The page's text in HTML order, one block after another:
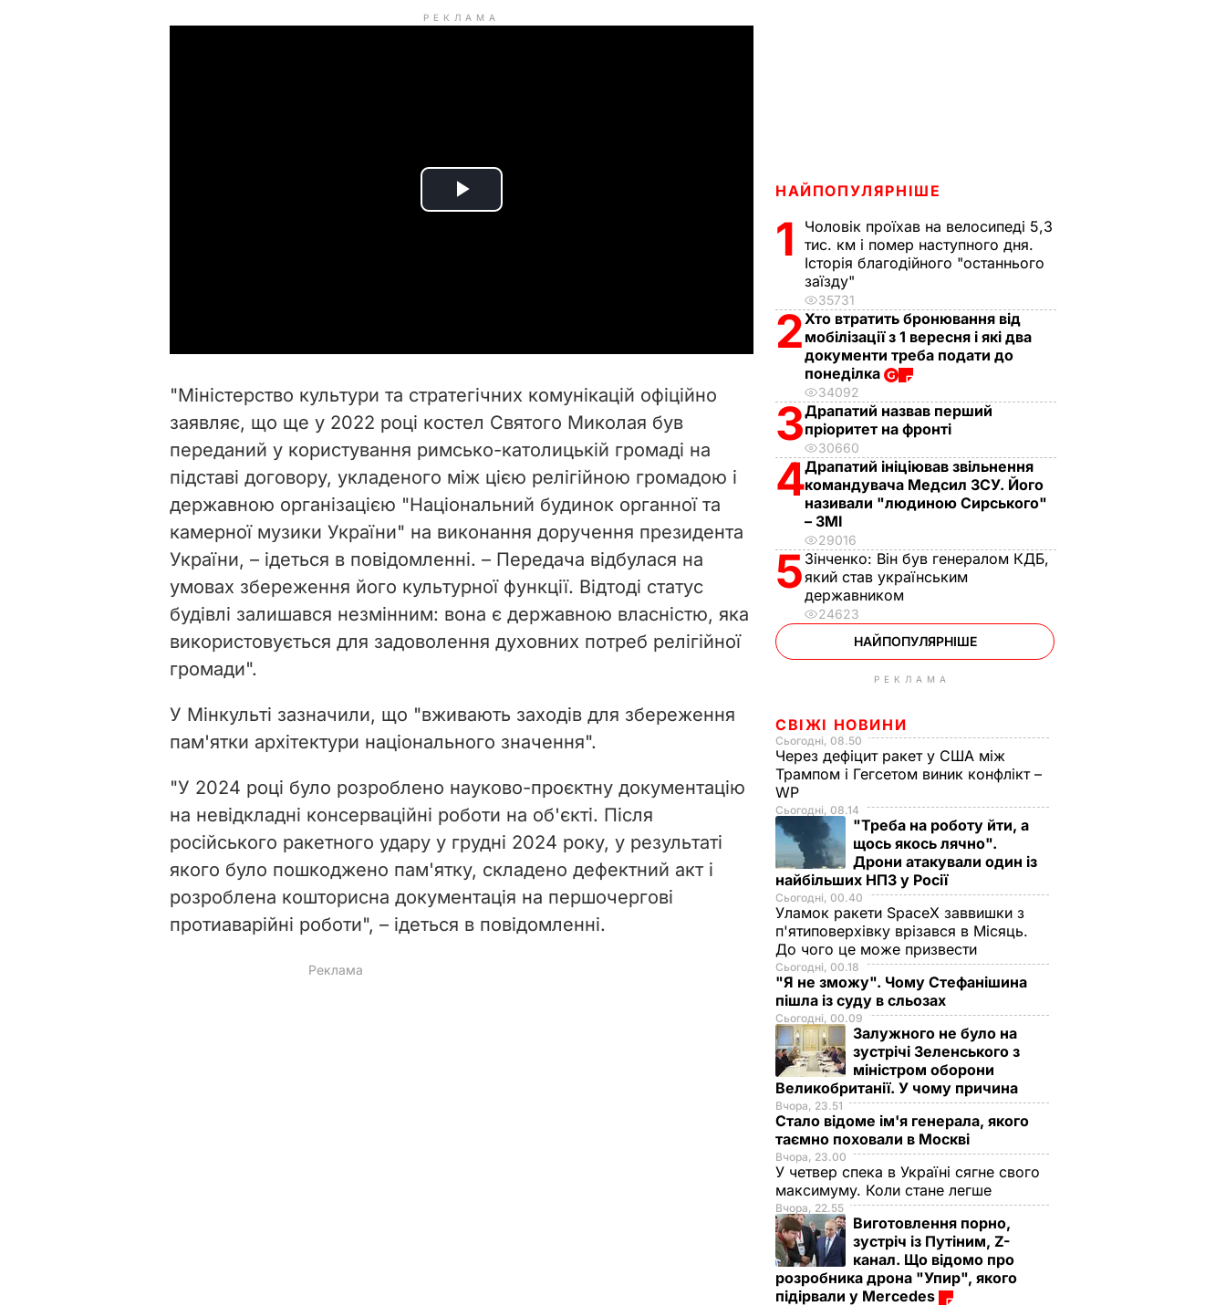
РЕКЛАМА
P
i
d
e
o
"Міністерство культури та стратегічних комунікацій офіційно
заявляє, що ще у 2022 році костел Святого Миколая був
переданий у користування римсько-католицькій громаді на
підставі договору, укладеного між цією релігійною громадою і
державною організацією "Національний будинок органної та
камерної музики України" на виконання доручення президента
України, – ідеться в повідомленні. – Передача відбулася на
умовах збереження його культурної функції. Відтоді статус
будівлі залишався незмінним: вона є державною власністю, яка
використовується для задоволення духовних потреб релігійної
громади".
У Мінкульті зазначили, що "вживають заходів для збереження
пам'ятки архітектури національного значення".
"У 2024 році було розроблено науково-проєктну документацію
на невідкладні консерваційні роботи на об'єкті. Після
російського ракетного удару у грудні 2024 року, у результаті
якого було пошкоджено пам'ятку, складено дефектний акт і
розроблена кошторисна документація на першочергові
протиаварійні роботи", – ідеться в повідомленні.
НАЙПОПУЛЯРНІШЕ
1
Чоловік проїхав на велосипеді 5,3
тис. км і помер наступного дня.
Історія благодійного "останнього
заїзду"
35731
2Хто втратить бронювання від
мобілізації з 1 вересня і які два
документи треба подати до
понеділка
34092
3Драпатий назвав перший
пріоритет на фронті
30660
4Драпатий ініціював звільнення
командувача Медсил ЗСУ. Його
називали "людиною Сирського"
– ЗМІ
29016
5 Зінченко: Він був генералом КДБ,
який став українським
державником
24623
НАЙПОПУЛЯРНІШЕ
РЕКЛАМА
СВІЖІ НОВИНИ
Сьогодні, 08.50
Через дефіцит ракет у США між
Трампом і Гегсетом виник конфлікт –
WP
Сьогодні, 08.14
"Треба на роботу йти, а
щось якось лячно".
Дрони атакували один із
найбільших НПЗ у Росії
Сьогодні, 00.40
Уламок ракети SpaceX заввишки з
п'ятиповерхівку врізався в Місяць.
До чого це може призвести
Сьогодні, 00.18
"Я не зможу". Чому Стефанішина
пішла із суду в сльозах
Сьогодні, 00.09
Залужного не було на
зустрічі Зеленського з
міністром оборони
Великобританії. У чому причина
Вчора, 23.51
Стало відоме ім'я генерала, якого
таємно поховали в Москві
Вчора, 23.00
У четвер спека в Україні сягне свого
максимуму. Коли стане легше
Вчора, 22.55
Виготовлення порно,
зустріч із Путіним, Z-
канал. Що відомо про
розробника дрона "Упир", якого
підірвали у Mercedes